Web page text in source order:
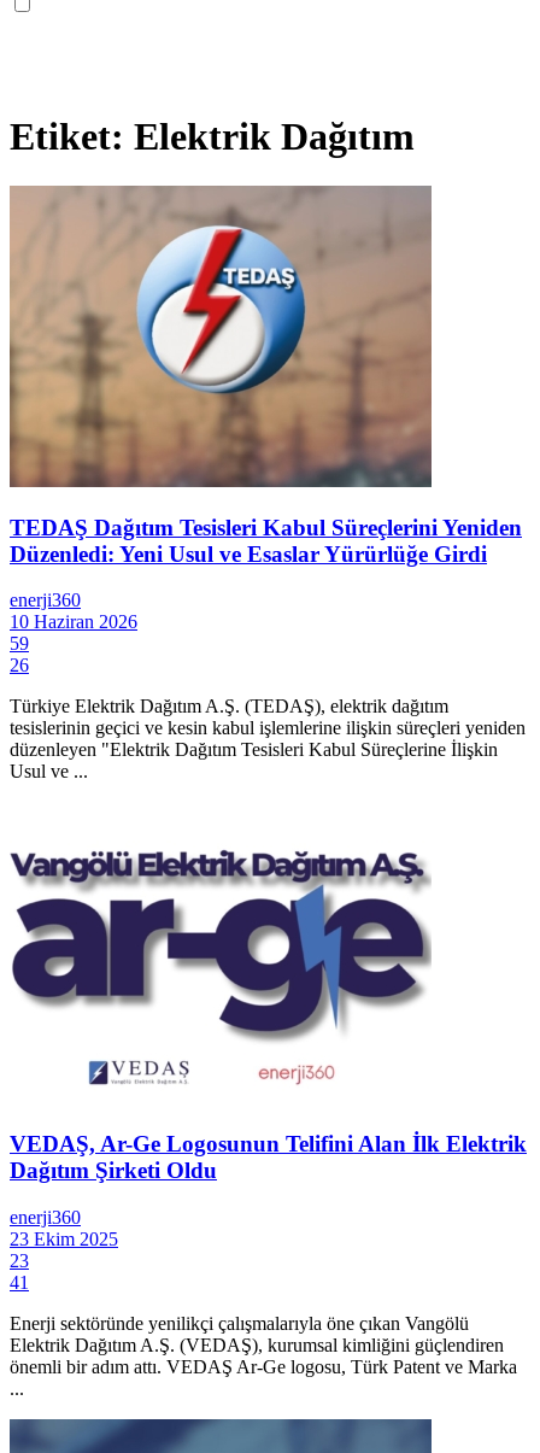
Etiket: Elektrik Dağıtım
TEDAŞ Dağıtım Tesisleri Kabul Süreçlerini Yeniden
Düzenledi: Yeni Usul ve Esaslar Yürürlüğe Girdi
enerji360
10 Haziran 2026
59
26
Türkiye Elektrik Dağıtım A.Ş. (TEDAŞ), elektrik dağıtım
tesislerinin geçici ve kesin kabul işlemlerine ilişkin süreçleri yeniden
düzenleyen "Elektrik Dağıtım Tesisleri Kabul Süreçlerine İlişkin
Usul ve ...
VEDAŞ, Ar-Ge Logosunun Telifini Alan İlk Elektrik
Dağıtım Şirketi Oldu
enerji360
23 Ekim 2025
23
41
Enerji sektöründe yenilikçi çalışmalarıyla öne çıkan Vangölü
Elektrik Dağıtım A.Ş. (VEDAŞ), kurumsal kimliğini güçlendiren
önemli bir adım attı. VEDAŞ Ar-Ge logosu, Türk Patent ve Marka
...